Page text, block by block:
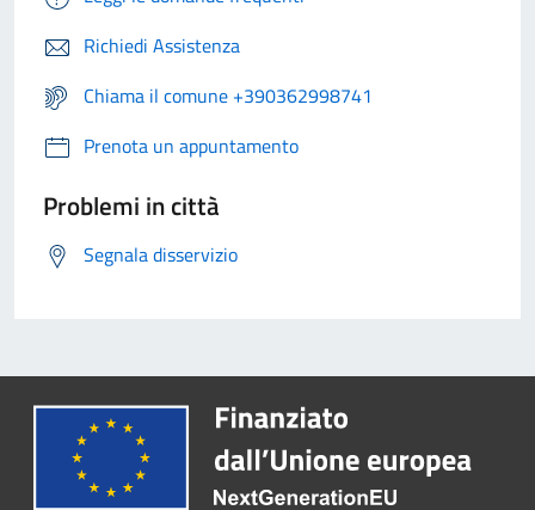
Richiedi Assistenza
Chiama il comune +390362998741
Prenota un appuntamento
Problemi in città
Segnala disservizio